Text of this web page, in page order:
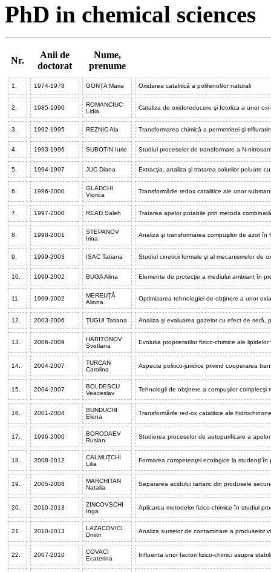
PhD in chemical sciences
Nr.
Anii de
doctorat
Nume,
prenume
1. 1974-1978 GONȚA Maria Oxidarea catalitică a polifenolilor naturali
2. 1985-1990
ROMANCIUC
Lidia
Cataliza de oxidoreducere şi fotoliza a unor
3. 1992-1995 REZNIC Ala Transformarea chimică a permetrinei şi
4. 1993-1996 SUBOTIN Iurie Studiul proceselor de transformare a N-
5. 1994-1997 JUC Diana Extracţia, analiza şi tratarea solurilor poluate
6. 1996-2000
GLADCHI
Viorica
Transformările redox catalitice ale unor
7. 1997-2000 READ Saleh Tratarea apelor potabile prin metoda
8. 1998-2001
STEPANOV
Irina
Analiza şi transformarea compuşilor de azot în
9. 1999-2003 ISAC Tatiana Studiul cineticii formale şi al mecanismelor de
10. 1999-2002 BUGA Alina Elemente de protecţie a mediului ambiant în
11. 1999-2002
MEREUȚĂ
Aliona
Optimizarea tehnologiei de obţinere a unor
12. 2003-2006 ȚUGUI Tatiana Analiza şi evaluarea gazelor cu efect de seră,
13. 2006-2009
HARITONOV
Svetlana
Evolutia proprietatilor fizico-chimice ale
14. 2004-2007
TURCAN
Carolina
Aspecte politico-juridice privind cooperarea
15. 2004-2007
BOLDESCU
Veaceslav
Tehnologii de obţinere a compuşilor complecşi
16. 2001-2004
BUNDUCHI
Elena
Transformările red-ox catalitice ale
17. 1996-2000
BORODAEV
Ruslan
Studierea proceselor de autopurificare a
18. 2008-2012
CALMUȚCHI
Lilia
Formarea competenţei ecologice la studenţi în
19. 2005-2008
MARCHITAN
Natalia
Separarea acidului tartaric din produsele
20. 2010-2013
ZINCOVSCHI
Inga
Aplicarea metodelor fizico-chimice în studiul
21. 2010-2013
LAZACOVICI
Dmitri
Analiza surselor de contaminare a produselor
22. 2007-2010
COVACI
Ecaterina
Influenta unor factori fizico-chimici asupra